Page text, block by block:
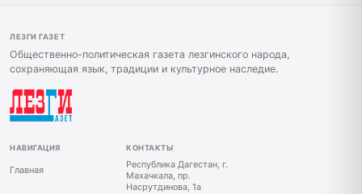
ЛЕЗГИ ГАЗЕТ
Общественно-политическая газета лезгинского народа,
сохраняющая язык, традиции и культурное наследие.
НАВИГАЦИЯ
Главная
КОНТАКТЫ
Республика Дагестан, г.
Махачкала, пр.
Насрутдинова, 1а